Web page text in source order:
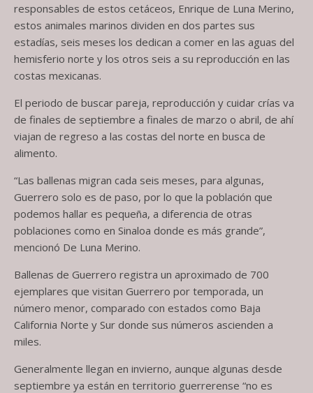
responsables de estos cetáceos, Enrique de Luna Merino,
estos animales marinos dividen en dos partes sus
estadías, seis meses los dedican a comer en las aguas del
hemisferio norte y los otros seis a su reproducción en las
costas mexicanas.
El periodo de buscar pareja, reproducción y cuidar crías va
de finales de septiembre a finales de marzo o abril, de ahí
viajan de regreso a las costas del norte en busca de
alimento.
“Las ballenas migran cada seis meses, para algunas,
Guerrero solo es de paso, por lo que la población que
podemos hallar es pequeña, a diferencia de otras
poblaciones como en Sinaloa donde es más grande”,
mencionó De Luna Merino.
Ballenas de Guerrero registra un aproximado de 700
ejemplares que visitan Guerrero por temporada, un
número menor, comparado con estados como Baja
California Norte y Sur donde sus números ascienden a
miles.
Generalmente llegan en invierno, aunque algunas desde
septiembre ya están en territorio guerrerense “no es